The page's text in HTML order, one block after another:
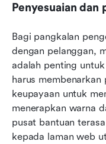
Penyesuaian dan
Bagi pangkalan
dengan pelanggan,
adalah penting
harus membenarkan
keupayaan untuk
menerapkan warna
pusat bantuan
kepada laman web